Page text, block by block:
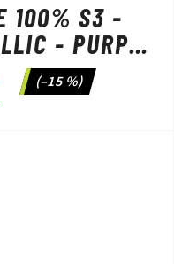
100% S3 -
- PURPLE
(–15 %)